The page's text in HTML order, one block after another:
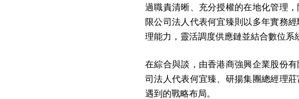
過職責清晰、充分授權的在地化管理
限公司法人代表何宜臻則以多年實務
理能力，靈活調度供應鏈並結合數位系
在綜合與談，由香港商強興企業股份
司法人代表何宜臻、研揚集團總經理
遇到的戰略布局。